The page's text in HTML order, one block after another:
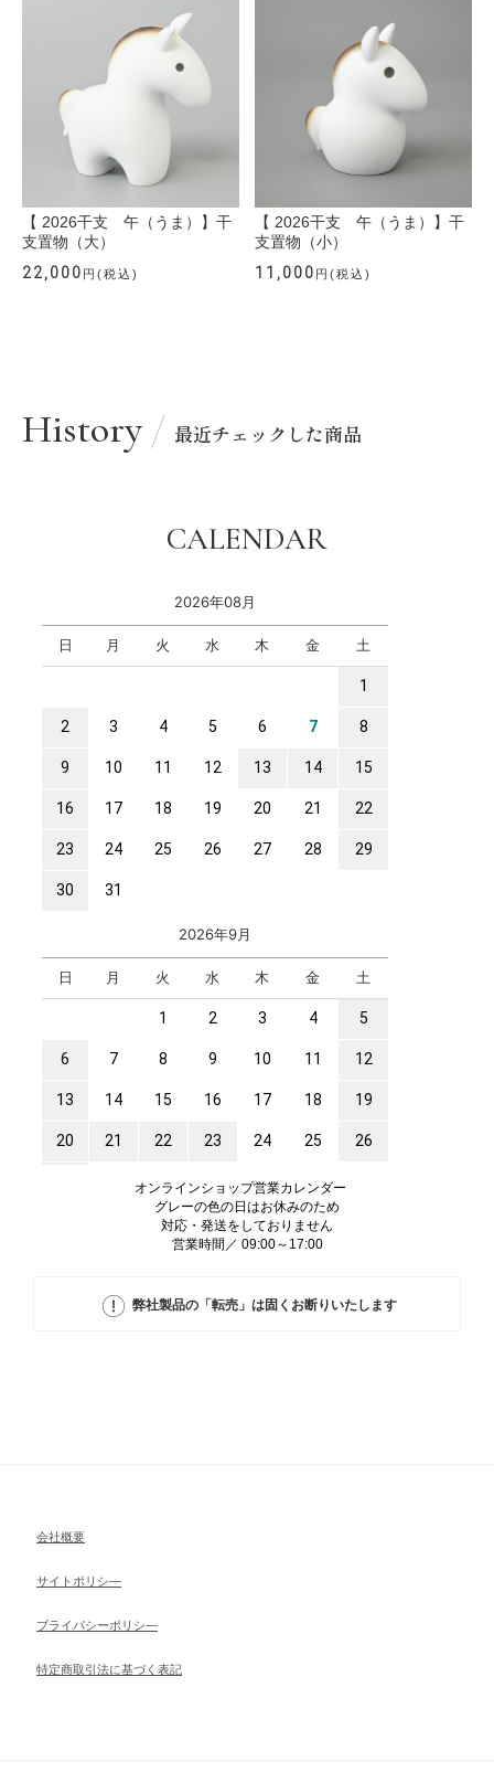
【 2026干支 午（うま）】干
支置物（大）
22,000 円(税込)
【 2026干支 午（うま）】干
支置物（小）
11,000 円(税込)
History 最近チェックした商品
CALENDAR
オンラインショップ営業カレンダー
グレーの色の日はお休みのため
対応・発送をしておりません
営業時間／ 09:00～17:00
弊社製品の「転売」は固くお断りいたします
会社概要
サイトポリシ―
ブライパシーポリシ―
特定商取引法に基づく表記